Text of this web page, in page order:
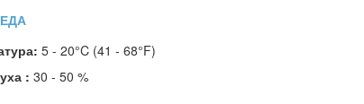
5 - 20°C (41 - 68°F)
: 30 - 50 %